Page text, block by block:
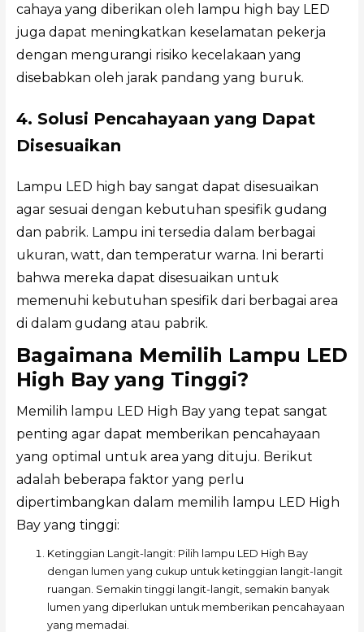
cahaya yang diberikan oleh lampu high bay LED
juga dapat meningkatkan keselamatan pekerja
dengan mengurangi risiko kecelakaan yang
disebabkan oleh jarak pandang yang buruk.
4. Solusi Pencahayaan yang Dapat
Disesuaikan
Lampu LED high bay sangat dapat disesuaikan
agar sesuai dengan kebutuhan spesifik gudang
dan pabrik. Lampu ini tersedia dalam berbagai
ukuran, watt, dan temperatur warna. Ini berarti
bahwa mereka dapat disesuaikan untuk
memenuhi kebutuhan spesifik dari berbagai area
di dalam gudang atau pabrik.
Bagaimana Memilih Lampu LED
High Bay yang Tinggi?
Memilih lampu LED High Bay yang tepat sangat
penting agar dapat memberikan pencahayaan
yang optimal untuk area yang dituju. Berikut
adalah beberapa faktor yang perlu
dipertimbangkan dalam memilih lampu LED High
Bay yang tinggi:
Ketinggian Langit-langit: Pilih lampu LED High Bay
dengan lumen yang cukup untuk ketinggian langit-langit
ruangan. Semakin tinggi langit-langit, semakin banyak
lumen yang diperlukan untuk memberikan pencahayaan
yang memadai.